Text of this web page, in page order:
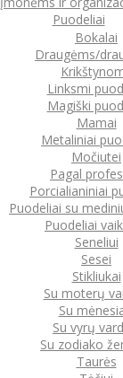
Puodeliai
Bokalai
Draugėms/
Linksmi
Magiški
Mamai
Metaliniai
Močiutei
Pagal
Porcialianiniai
Puodeliai su
Puodeliai
Seneliui
Sesei
Stikliukai
Su moterų
Su
Su vyrų
Su zodiako
Taurės